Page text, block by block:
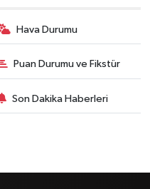
Hava Durumu
Puan Durumu ve Fikstür
Son Dakika Haberleri